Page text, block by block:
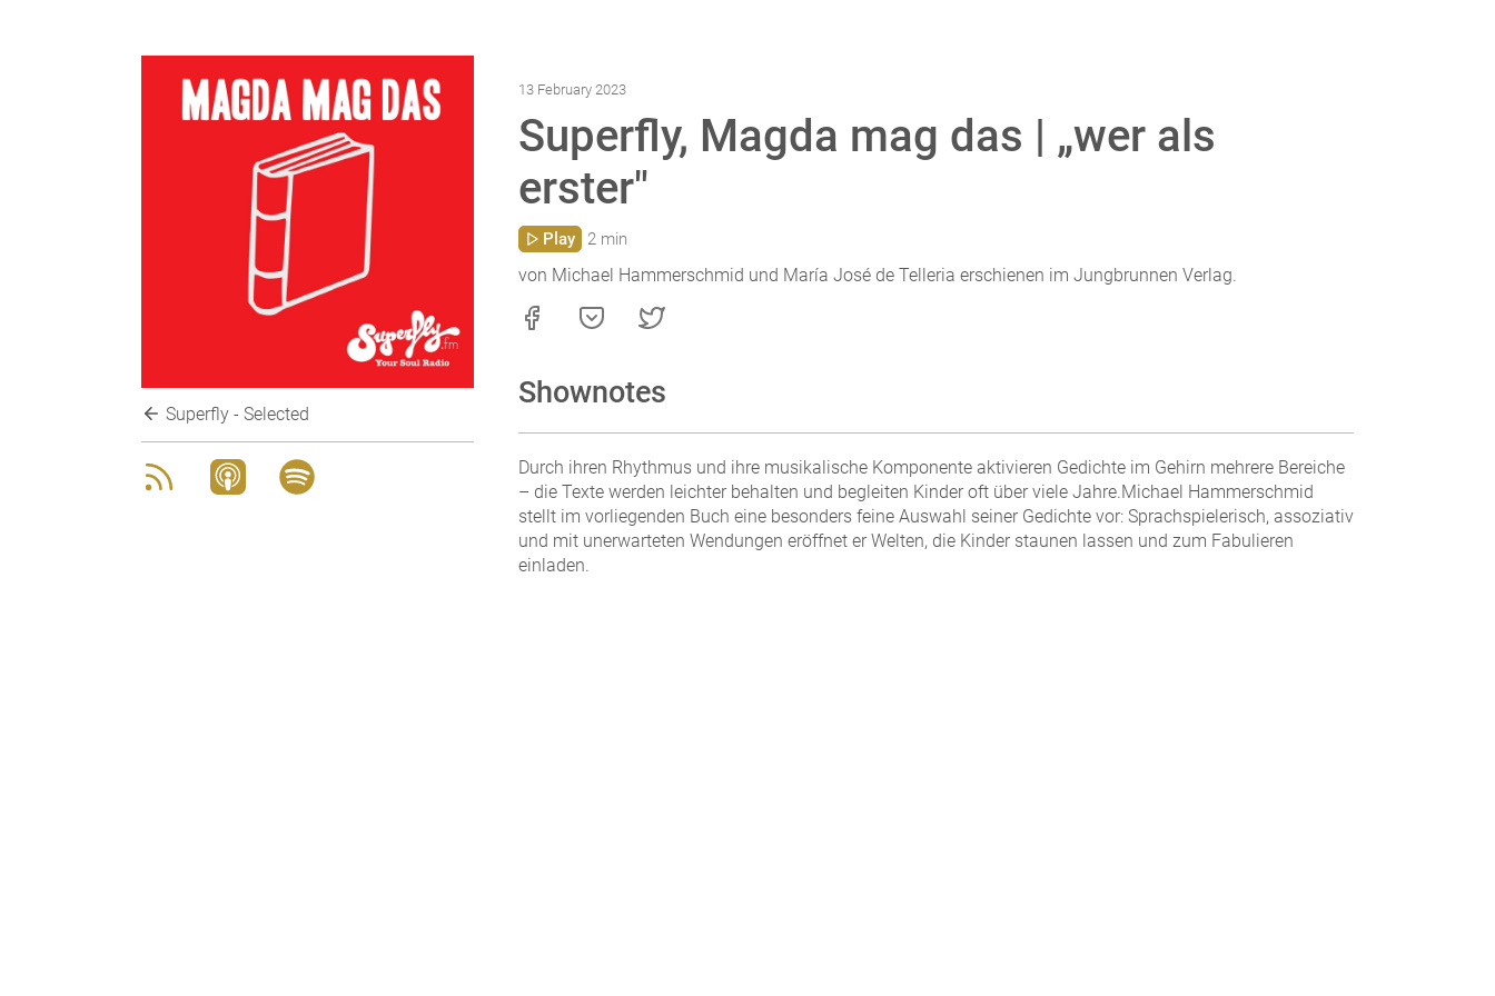
Superfly - Selected
13 February 2023
Superfly, Magda mag das | „wer als
erster"
Play 2 min
von Michael Hammerschmid und María José de Telleria erschienen im Jungbrunnen Verlag.
Shownotes
Durch ihren Rhythmus und ihre musikalische Komponente aktivieren Gedichte im Gehirn mehrere Bereiche
– die Texte werden leichter behalten und begleiten Kinder oft über viele Jahre.Michael Hammerschmid
stellt im vorliegenden Buch eine besonders feine Auswahl seiner Gedichte vor: Sprachspielerisch, assoziativ
und mit unerwarteten Wendungen eröffnet er Welten, die Kinder staunen lassen und zum Fabulieren
einladen.